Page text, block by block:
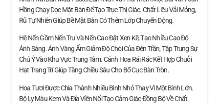
Hồng Chạy Dọc Mặt Bàn Để Tạo Trục Thị Giác. Chất Liệu Vải Mỏng,
Rũ Tự Nhiên Giúp Bề Mặt Bàn Có Thêm Lớp Chuyển Động.
Hệ Nến Gồm Nến Trụ Và Nến Cao Đặt Xen Kẽ, Tạo Nhiều Cao Độ
Ánh Sáng. Ánh Vàng Ấm Giảm Độ Chói Của Đèn Trần, Tập Trung Sự
Chú Ý Vào Khu Vực Trung Tâm. Cánh Hoa Rải Rác Kết Hợp Chuỗi
Hạt Trang Trí Giúp Tăng Chiều Sâu Cho Bố Cục Bàn Tròn.
Hoa Tươi Được Chia Thành Nhiều Bình Nhỏ Thay Vì Một Bình Lớn.
Bộ Ly Màu Kem Và Đĩa Viền Nổi Tạo Cảm Giác Đồng Bộ Về Chất